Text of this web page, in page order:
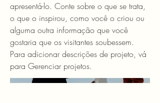
apresentá-lo. Conte sobre o que se trata,
o que o inspirou, como você o criou ou
alguma outra informação que você
gostaria que os visitantes soubessem.
Para adicionar descrições de projeto, vá
para Gerenciar projetos.